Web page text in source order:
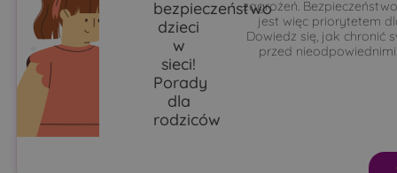
bezpieczeństwo
dzieci
w
sieci!
Porady
dla
rodziców
zagrożeń.
jest więc priorytetem
Dowiedz się, jak chronić
przed nieodpowiednimi